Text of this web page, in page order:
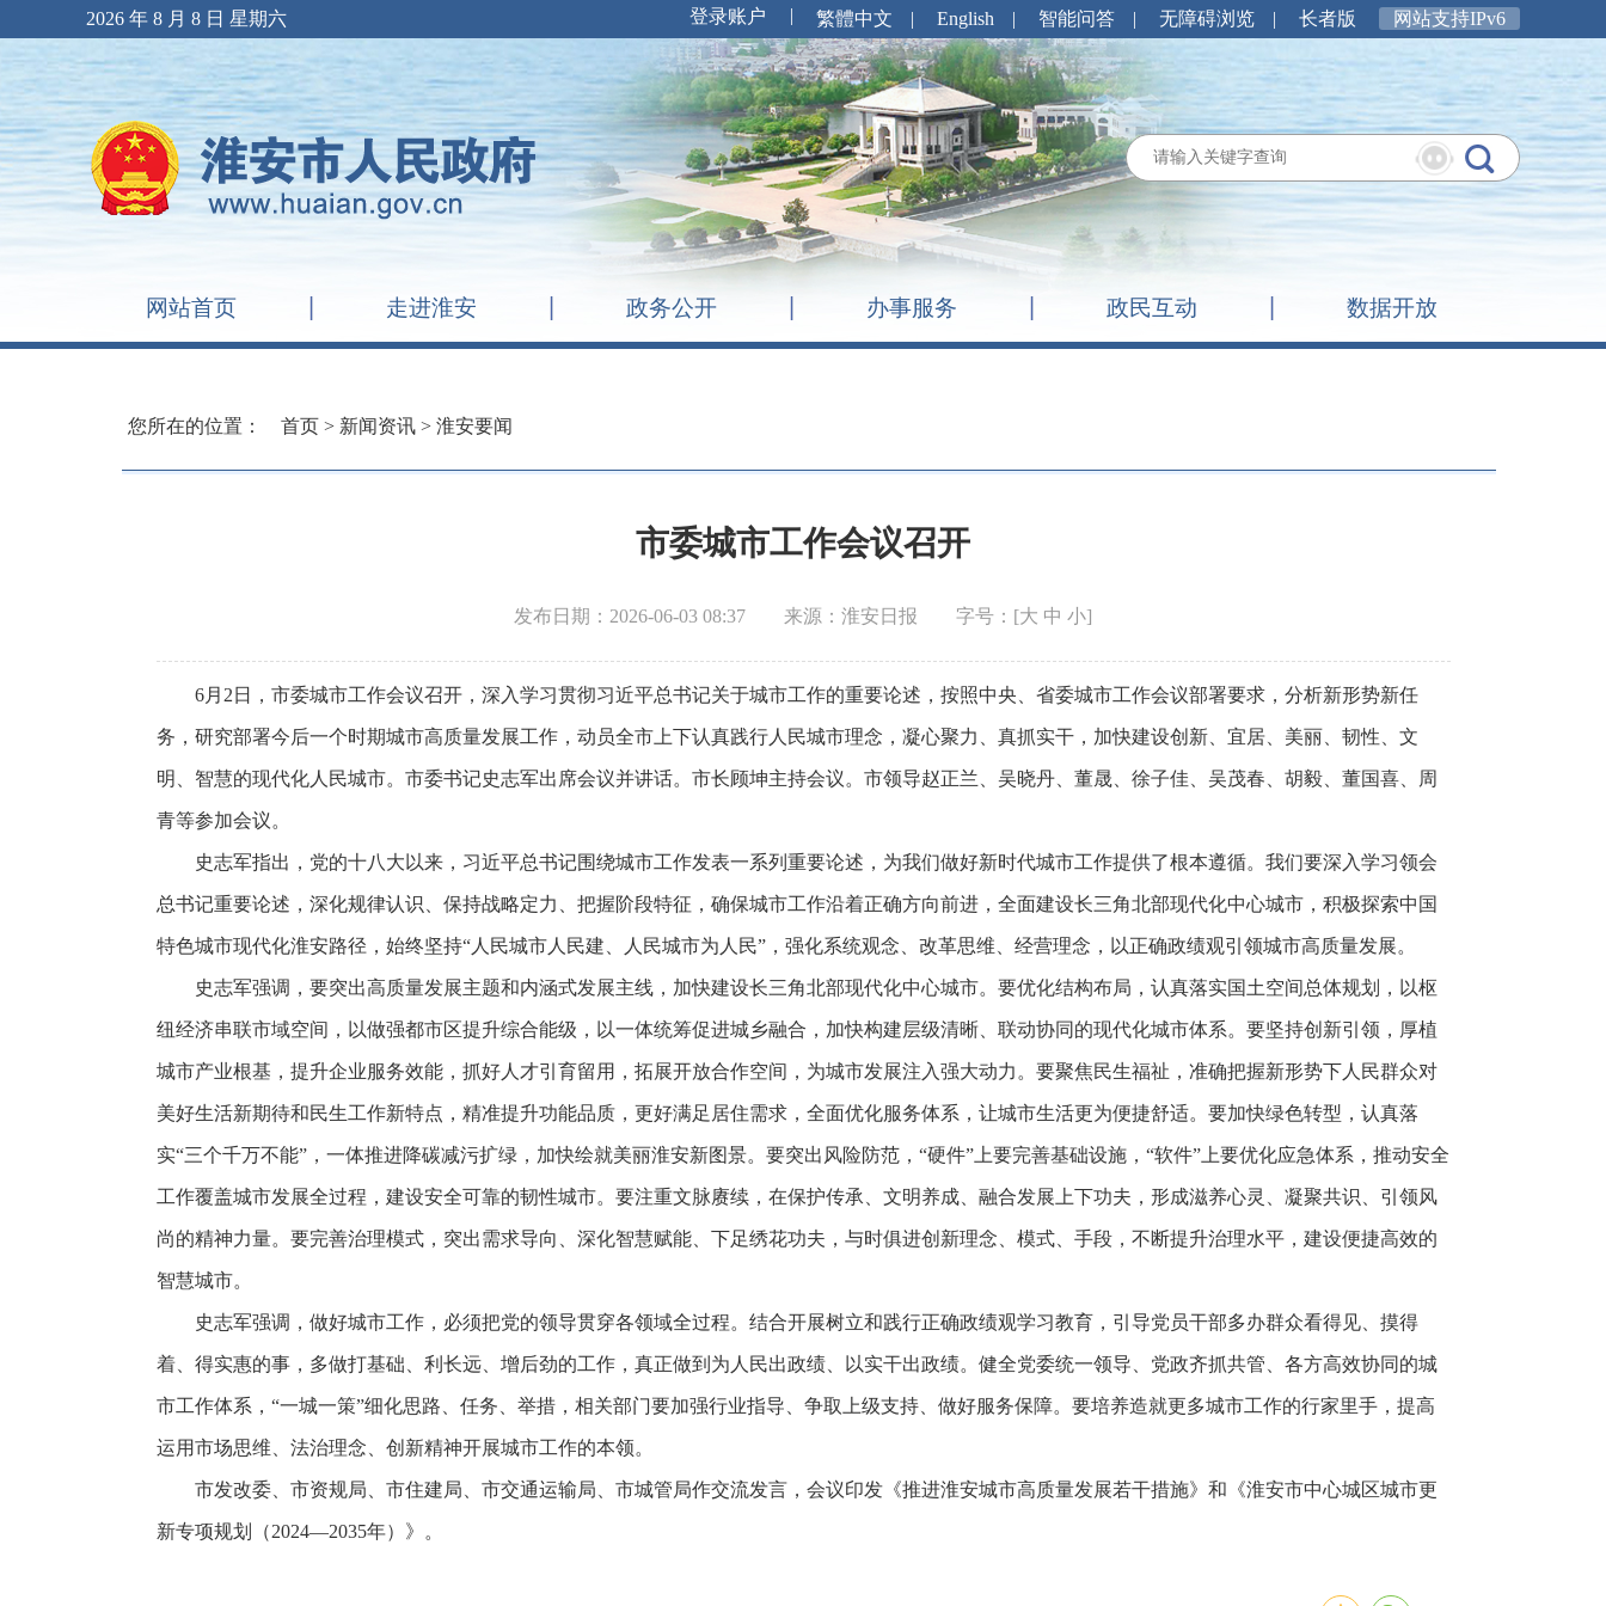
2026 年 8 月 8 日 星期六 繁體中文 | English | 智能问答 | 无障碍浏览 | 长者版 网站支持IPv6
网站首页 走进淮安 政务公开 办事服务 政民互动 数据开放
您所在的位置： 首页 > 新闻资讯 > 淮安要闻
市委城市工作会议召开
发布日期：2026-06-03 08:37 来源：淮安日报 字号：[大 中 小]
6月2日，市委城市工作会议召开，深入学习贯彻习近平总书记关于城市工作的重要论述，按照中央、省委城市工作会议部署要求，分析新形势新任
务，研究部署今后一个时期城市高质量发展工作，动员全市上下认真践行人民城市理念，凝心聚力、真抓实干，加快建设创新、宜居、美丽、韧性、文
明、智慧的现代化人民城市。市委书记史志军出席会议并讲话。市长顾坤主持会议。市领导赵正兰、吴晓丹、董晟、徐子佳、吴茂春、胡毅、董国喜、周
青等参加会议。
史志军指出，党的十八大以来，习近平总书记围绕城市工作发表一系列重要论述，为我们做好新时代城市工作提供了根本遵循。我们要深入学习领会
总书记重要论述，深化规律认识、保持战略定力、把握阶段特征，确保城市工作沿着正确方向前进，全面建设长三角北部现代化中心城市，积极探索中国
特色城市现代化淮安路径，始终坚持“人民城市人民建、人民城市为人民”，强化系统观念、改革思维、经营理念，以正确政绩观引领城市高质量发展。
史志军强调，要突出高质量发展主题和内涵式发展主线，加快建设长三角北部现代化中心城市。要优化结构布局，认真落实国土空间总体规划，以枢
纽经济串联市域空间，以做强都市区提升综合能级，以一体统筹促进城乡融合，加快构建层级清晰、联动协同的现代化城市体系。要坚持创新引领，厚植
城市产业根基，提升企业服务效能，抓好人才引育留用，拓展开放合作空间，为城市发展注入强大动力。要聚焦民生福祉，准确把握新形势下人民群众对
美好生活新期待和民生工作新特点，精准提升功能品质，更好满足居住需求，全面优化服务体系，让城市生活更为便捷舒适。要加快绿色转型，认真落
实“三个千万不能”，一体推进降碳减污扩绿，加快绘就美丽淮安新图景。要突出风险防范，“硬件”上要完善基础设施，“软件”上要优化应急体系，推动安全
工作覆盖城市发展全过程，建设安全可靠的韧性城市。要注重文脉赓续，在保护传承、文明养成、融合发展上下功夫，形成滋养心灵、凝聚共识、引领风
尚的精神力量。要完善治理模式，突出需求导向、深化智慧赋能、下足绣花功夫，与时俱进创新理念、模式、手段，不断提升治理水平，建设便捷高效的
智慧城市。
史志军强调，做好城市工作，必须把党的领导贯穿各领域全过程。结合开展树立和践行正确政绩观学习教育，引导党员干部多办群众看得见、摸得
着、得实惠的事，多做打基础、利长远、增后劲的工作，真正做到为人民出政绩、以实干出政绩。健全党委统一领导、党政齐抓共管、各方高效协同的城
市工作体系，“一城一策”细化思路、任务、举措，相关部门要加强行业指导、争取上级支持、做好服务保障。要培养造就更多城市工作的行家里手，提高
运用市场思维、法治理念、创新精神开展城市工作的本领。
市发改委、市资规局、市住建局、市交通运输局、市城管局作交流发言，会议印发《推进淮安城市高质量发展若干措施》和《淮安市中心城区城市更
新专项规划（2024—2035年）》。